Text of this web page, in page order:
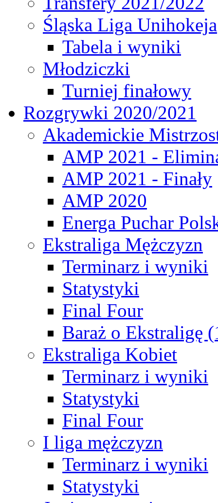
Śląska Liga Unihokeja
Tabela i wyniki
Młodziczki
Turniej finałowy
Rozgrywki 2020/2021
Akademickie
AMP 2021 -
AMP 2021 - Finały
AMP 2020
Energa Puchar
Ekstraliga Mężczyzn
Terminarz i wyniki
Statystyki
Final Four
Baraż o Ekstraligę
Ekstraliga Kobiet
Terminarz i wyniki
Statystyki
Final Four
I liga mężczyzn
Terminarz i wyniki
Statystyki